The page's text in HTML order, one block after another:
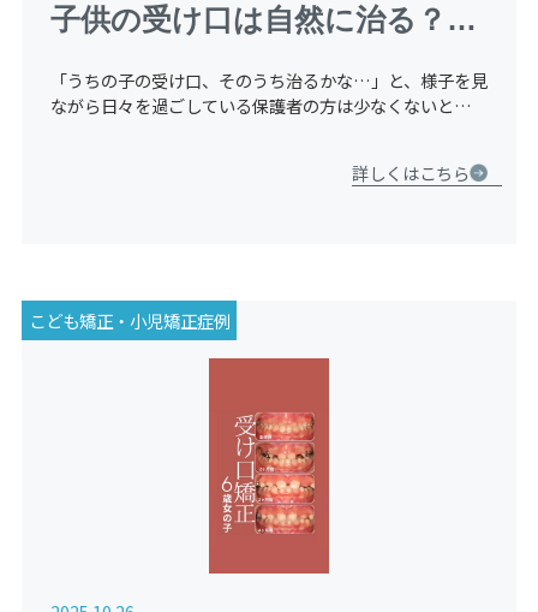
子供の受け口は自然に治る？確
解説
「うちの子の受け口、そのうち治るかな…」と、様子を見
ながら日々を過ごしている保護者の方は少なくないと思い
詳しくはこちら
こども矯正・小児矯正症例